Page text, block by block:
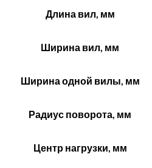
Длина вил, мм
Ширина вил, мм
Ширина одной вилы, мм
Радиус поворота, мм
Центр нагрузки, мм